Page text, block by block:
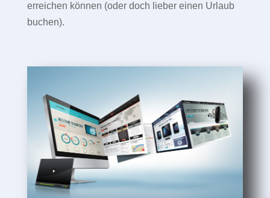
erreichen können (oder doch lieber einen Urlaub
buchen).